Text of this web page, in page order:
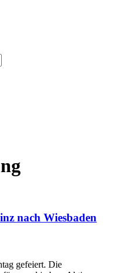
nach Wiesbaden
gefeiert. Die